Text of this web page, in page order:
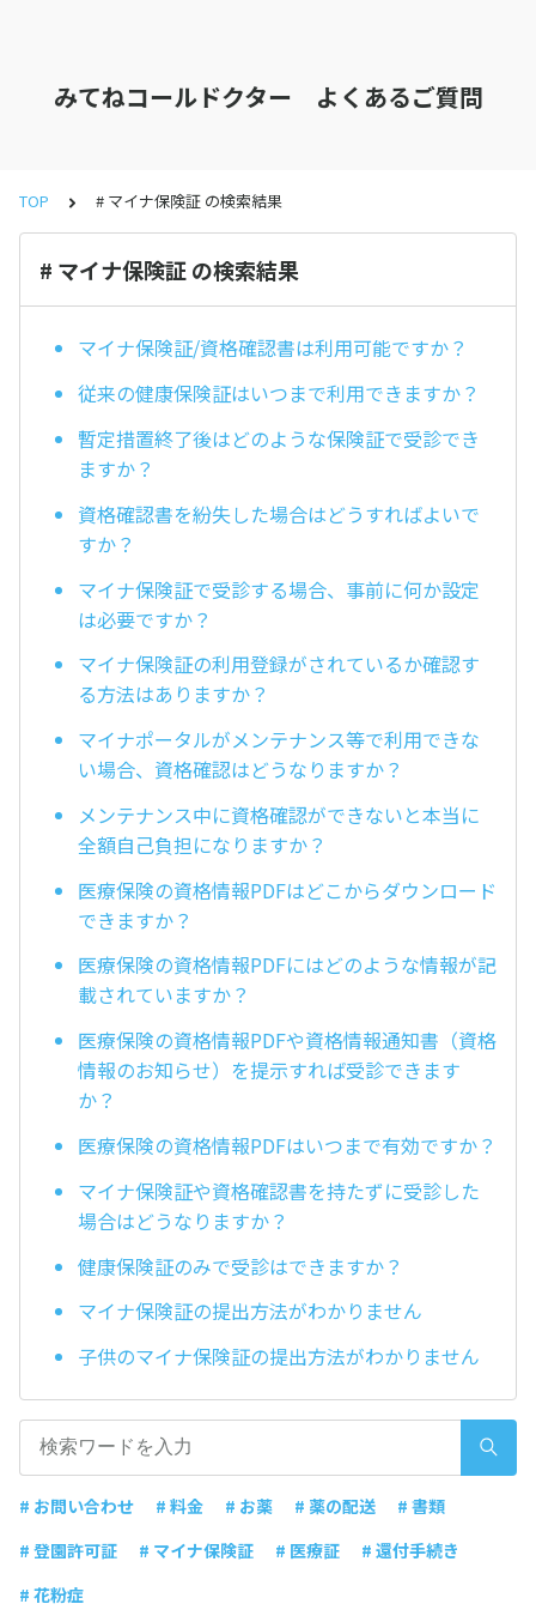
みてねコールドクター よくあるご質問
TOP # マイナ保険証 の検索結果
# マイナ保険証 の検索結果
マイナ保険証/資格確認書は利用可能ですか？
従来の健康保険証はいつまで利用できますか？
暫定措置終了後はどのような保険証で受診でき
ますか？
資格確認書を紛失した場合はどうすればよいで
すか？
マイナ保険証で受診する場合、事前に何か設定
は必要ですか？
マイナ保険証の利用登録がされているか確認す
る方法はありますか？
マイナポータルがメンテナンス等で利用できな
い場合、資格確認はどうなりますか？
メンテナンス中に資格確認ができないと本当に
全額自己負担になりますか？
医療保険の資格情報PDFはどこからダウンロード
できますか？
医療保険の資格情報PDFにはどのような情報が記
載されていますか？
医療保険の資格情報PDFや資格情報通知書（資格
情報のお知らせ）を提示すれば受診できます
か？
医療保険の資格情報PDFはいつまで有効ですか？
マイナ保険証や資格確認書を持たずに受診した
場合はどうなりますか？
健康保険証のみで受診はできますか？
マイナ保険証の提出方法がわかりません
子供のマイナ保険証の提出方法がわかりません
# お問い合わせ # 料金 # お薬 # 薬の配送
# 書類
# 登園許可証
# マイナ保険証 # 医療証
# 還付手続き
# 花粉症